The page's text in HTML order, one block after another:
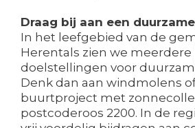
Draag bij aan een
In het leefgebied van de
Herentals zien we
doelstellingen voor
Denk dan aan windmolens
buurtproject met
postcoderoos 2200. In de